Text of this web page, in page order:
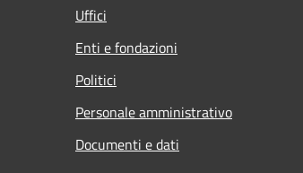
Uffici
Enti e fondazioni
Politici
Personale amministrativo
Documenti e dati